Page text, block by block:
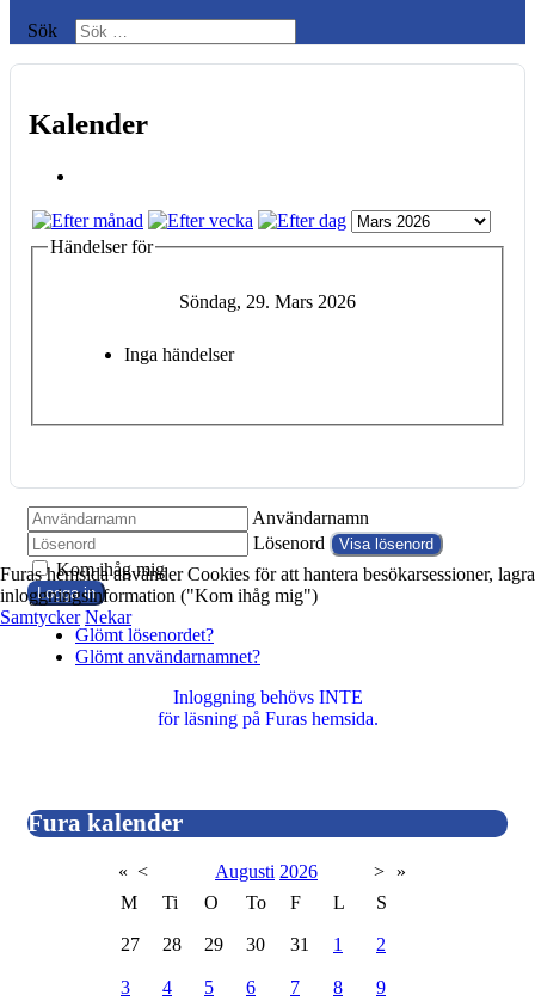
Sök
Kalender
Händelser för
Söndag, 29. Mars 2026
Inga händelser
Användarnamn
Lösenord
Visa lösenord
Kom ihåg mig
Logga in
Glömt lösenordet?
Glömt användarnamnet?
Inloggning behövs INTE
för läsning på Furas hemsida.
Fura kalender
« < Augusti 2026 >
»
M
Ti O To F L S
27 28 29 30 31 1 2
3 4 5 6 7 8 9
Furas hemsida använder Cookies för att hantera besökarsessioner, lagra
inloggningsinformation ("Kom ihåg mig")
Samtycker Nekar